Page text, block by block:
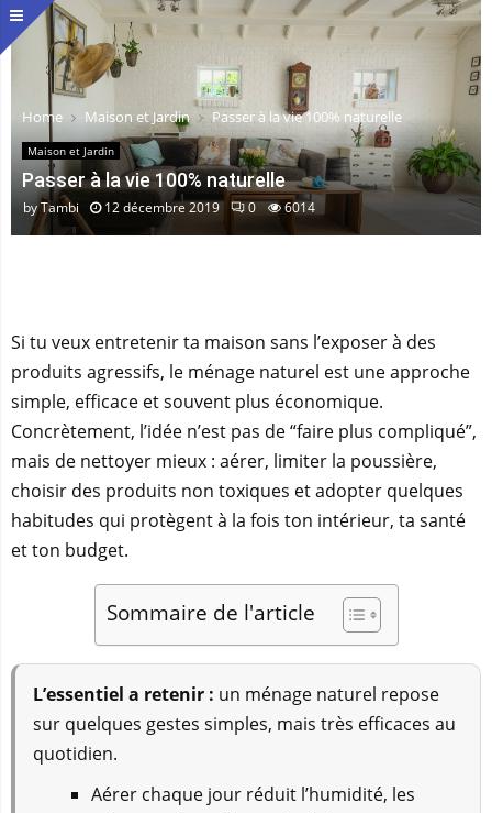
Home Maison et Jardin Passer à la vie 100% naturelle
Maison et Jardin
Passer à la vie 100% naturelle
byTambi 12 décembre 2019 0 6014
Si tu veux entretenir ta maison sans l’exposer à des
produits agressifs, le ménage naturel est une approche
simple, efficace et souvent plus économique.
Concrètement, l’idée n’est pas de “faire plus compliqué”,
mais de nettoyer mieux : aérer, limiter la poussière,
choisir des produits non toxiques et adopter quelques
habitudes qui protègent à la fois ton intérieur, ta santé
et ton budget.
Sommaire de l'article
L’essentiel a retenir : un ménage naturel repose
sur quelques gestes simples, mais très efficaces au
quotidien.
Aérer chaque jour réduit l’humidité, les